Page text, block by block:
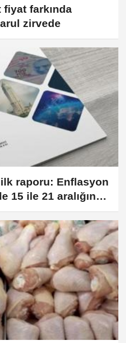
farkında
zirvede
ilk raporu: Enflasyon
15 ile 21 aralığında